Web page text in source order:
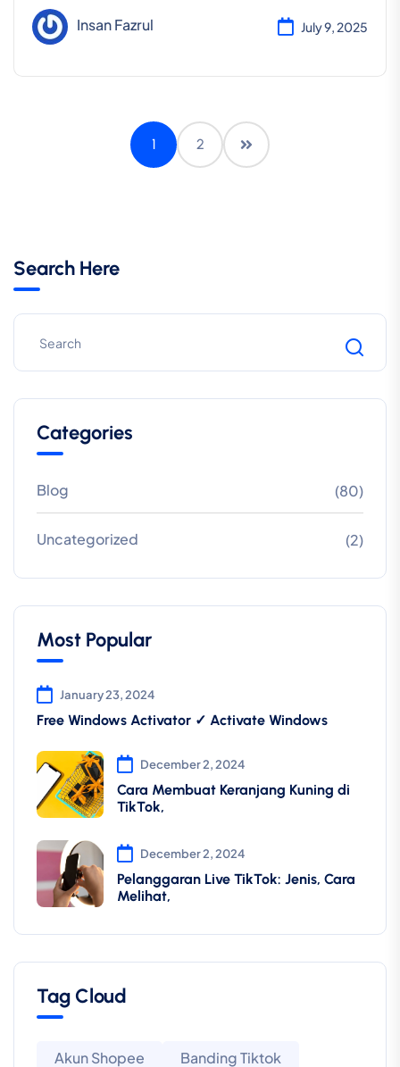
Insan Fazrul July 9, 2025
1 2
Search Here
Categories
Blog (80)
Uncategorized (2)
Most Popular
January 23, 2024
Free Windows Activator ✓ Activate Windows
December 2, 2024
Cara Membuat Keranjang Kuning di
TikTok,
December 2, 2024
Pelanggaran Live TikTok: Jenis, Cara
Melihat,
Tag Cloud
Akun Shopee
Banding Tiktok